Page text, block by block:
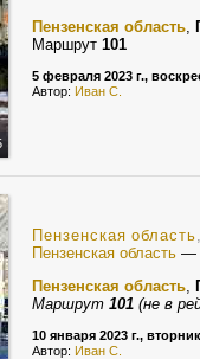
Пензенская область,
Маршрут 101
5 февраля 2023 г.,
Автор: Иван С.
Пензенская область
Пензенская область —
Пензенская область,
Маршрут 101 (не в
10 января 2023 г., вторник
Автор: Иван С.